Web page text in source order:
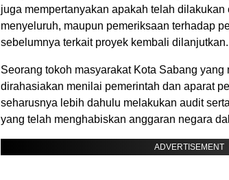
juga mempertanyakan apakah telah
menyeluruh, maupun pemeriksaan terhadap
sebelumnya terkait proyek kembali dilanjutkan.
Seorang tokoh masyarakat Kota Sabang yang
dirahasiakan menilai pemerintah dan aparat
seharusnya lebih dahulu melakukan audit
yang telah menghabiskan anggaran negara
ADVERTISEMENT